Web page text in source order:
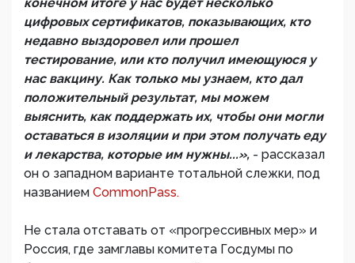
цифровых сертификатов, показывающих, кто
недавно выздоровел или прошел
тестирование, или кто получил имеющуюся у
нас вакцину. Как только мы узнаем, кто дал
положительный результат, мы можем
выяснить, как поддержать их, чтобы они могли
оставаться в изоляции и при этом получать еду
и лекарства, которые им нужны...», - рассказал
он о западном варианте тотальной слежки, под
названием CommonPass.
Не стала отставать от «прогрессивных мер» и
Россия, где замглавы комитета Госдумы по